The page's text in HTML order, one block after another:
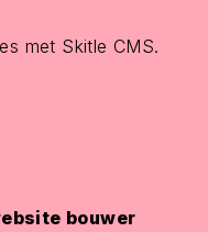
met Skitle CMS.
bouwer